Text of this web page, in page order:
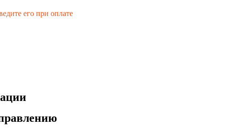
его при оплате